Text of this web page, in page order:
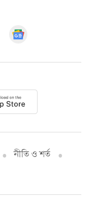
নীতি ও শর্ত